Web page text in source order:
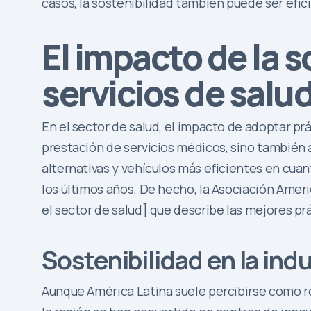
El impacto de la
servicios de
En el sector de salud, el impacto de adoptar
prestación de servicios médicos, sino
alternativas y vehículos más eficientes en
los últimos años. De hecho, la Asociación
el sector de salud] que describe las mejores
Sostenibilidad en la
Aunque América Latina suele percibirse como